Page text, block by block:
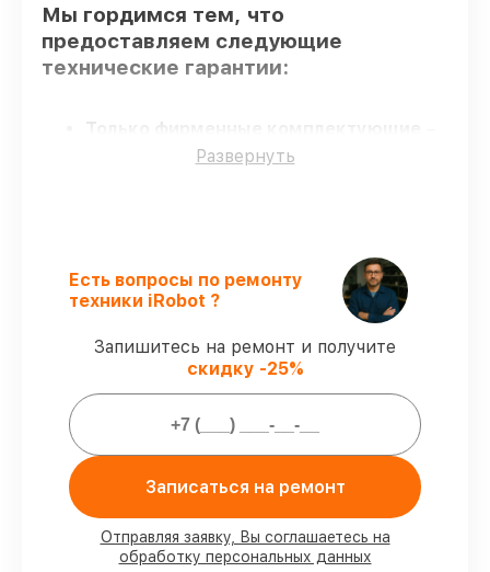
Мы гордимся тем, что
предоставляем следующие
технические гарантии:
Только фирменные комплектующие
для всех видов сервиса применяются
–
гарантируем завершение работ без
задержек.
– обслуживаем
роботов-пылесосов всегда со строгим
соблюдением гарантийных обязательств.
Мы гарантируем:
работ в присутствии заказчика
90%комплектующих для роботов-
пылесосов на складе или быстро
поставляются
Развернуть
Есть вопросы по ремонту
техники iRobot ?
Запишитесь на ремонт и получите
скидку -25%
Записаться на ремонт
Отправляя заявку, Вы соглашаетесь на
обработку персональных данных